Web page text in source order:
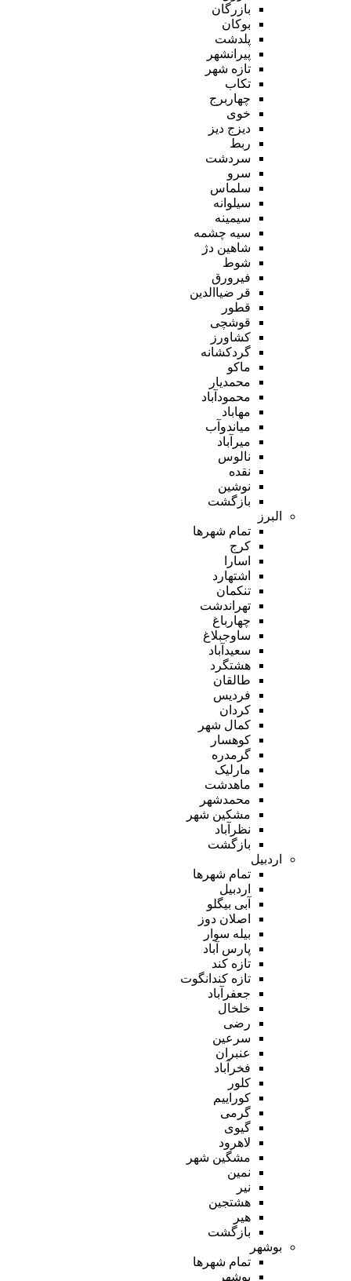
بازرگان
بوکان
پلدشت
پیرانشهر
تازه شهر
تکاب
چهاربرج
خوی
دیزج دیز
ربط
سردشت
سرو
سلماس
سیلوانه
سیمینه
سیه چشمه
شاهین دژ
شوط
فیرورق
قر ضیاالدین
قطور
قوشچی
کشاورز
گردکشانه
ماکو
محمدیار
محمودآباد
مهاباد
میاندوآب
میرآباد
نالوس
نقده
نوشین
بازگشت
البرز
تمام شهر‌ها
کرج
اسارا
اشتهارد
تنکمان
تهراندشت
چهارباغ
ساوجبلاغ
سعیدآباد
هشتگرد
طالقان
فردیس
کردان
کمال شهر
کوهسار
گرمدره
مارلیک
ماهدشت
محمدشهر
مشکین شهر
نظرآباد
بازگشت
اردبیل
تمام شهر‌ها
اردبیل
آبی بیگلو
اصلان دوز
بیله سوار
پارس آباد
تازه کند
تازه کندانگوت
جعفرآباد
خلخال
رضی
سرعین
عنبران
فخرآباد
کلور
کوراییم
گرمی
گیوی
لاهرود
مشگین شهر
نمین
نیر
هشتجین
هیر
بازگشت
بوشهر
تمام شهر‌ها
بوشهر